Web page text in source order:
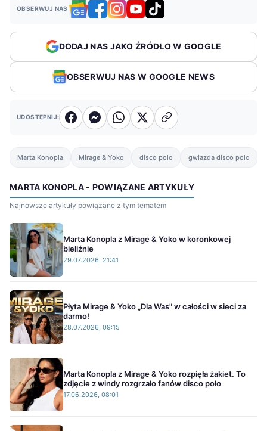
OBSERWUJ NAS
DODAJ NAS JAKO ŹRÓDŁO W GOOGLE
OBSERWUJ NAS W GOOGLE NEWS
UDOSTĘPNIJ:
Marta Konopla Mirage & Yoko disco polo gwiazda disco polo
MARTA KONOPLA - POWIĄZANE ARTYKUŁY
Najnowsze artykuły powiązane z tym tematem
Marta Konopla z Mirage & Yoko w koronkowej
bieliźnie
29.07.2026, 21:41
Płyta Mirage & Yoko „Dla Was" w całości w sieci za
darmo!
28.07.2026, 09:15
Marta Konopla z Mirage & Yoko rozpięła żakiet. To
zdjęcie z windy rozgrzało fanów disco polo
17.06.2026, 08:01